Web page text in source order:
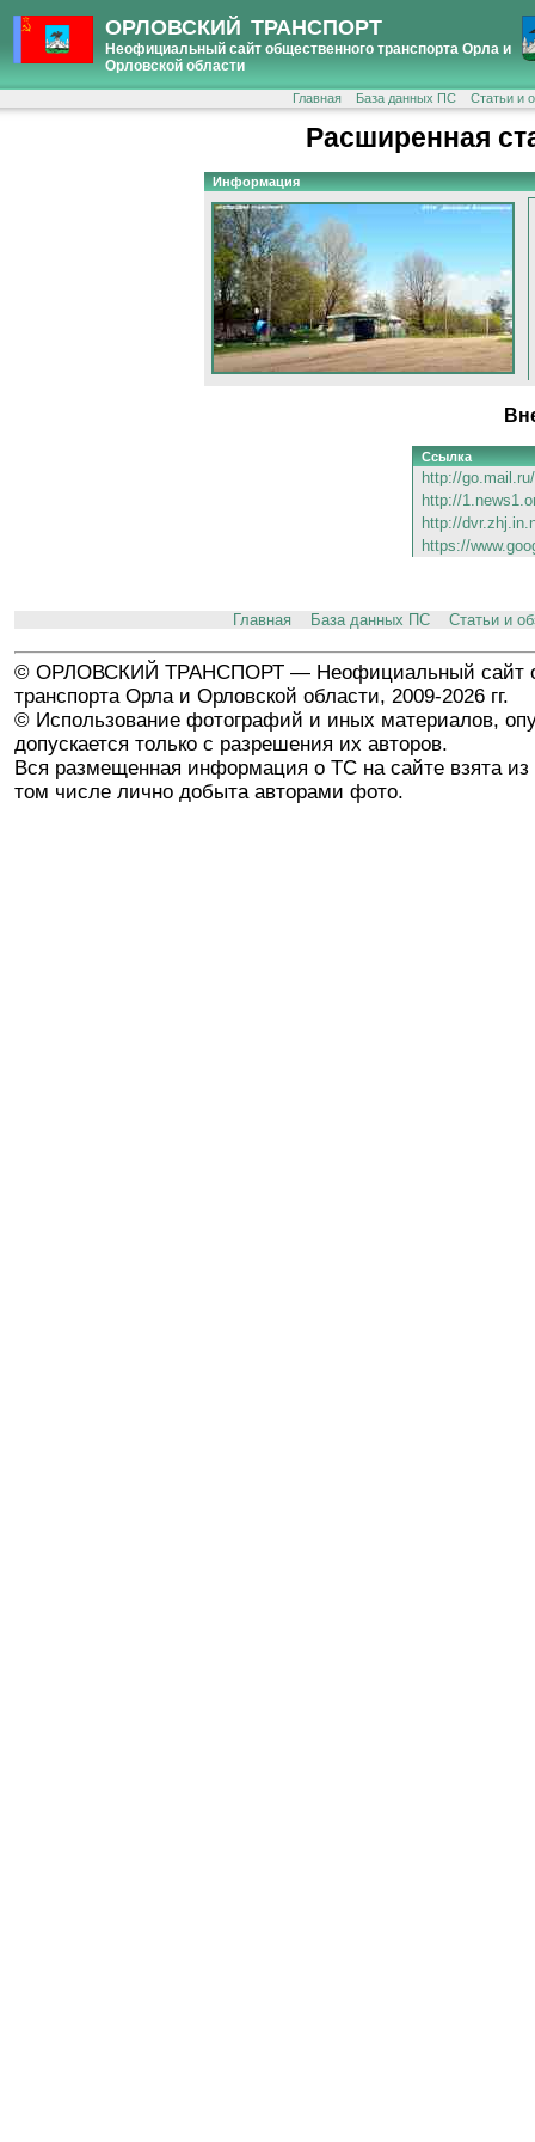
ОРЛОВСКИЙ ТРАНСПОРТ
Неофициальный сайт общественного транспорта Орла и
Орловской области
Главная База данных ПС Статьи и
Расширенная
Информация
Ссылка
http://
http://
http://
https://
Главная База данных ПС Статьи и
© ОРЛОВСКИЙ ТРАНСПОРТ — Неофициальный сайт
транспорта Орла и Орловской области, 2009-2026 гг.
© Использование фотографий и иных материалов,
допускается только с разрешения их авторов.
Вся размещенная информация о ТС на сайте взята из
том числе лично добыта авторами фото.